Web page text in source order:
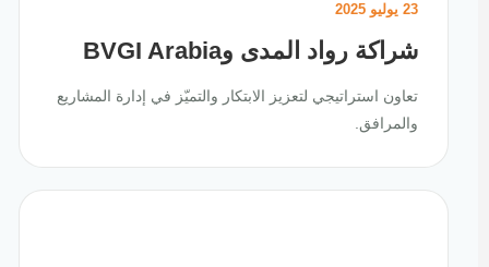
23 يوليو 2025
شراكة رواد المدى وBVGI Arabia
تعاون استراتيجي لتعزيز الابتكار والتميّز في إدارة المشاريع
والمرافق.